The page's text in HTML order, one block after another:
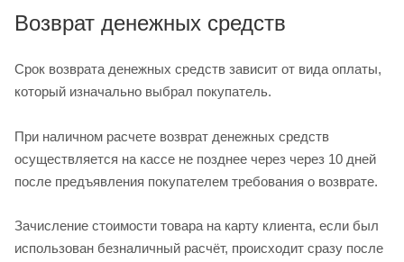
Возврат денежных средств
Срок возврата денежных средств зависит от вида оплаты,
который изначально выбрал покупатель.
При наличном расчете возврат денежных средств
осуществляется на кассе не позднее через через 10 дней
после предъявления покупателем требования о возврате.
Зачисление стоимости товара на карту клиента, если был
использован безналичный расчёт, происходит сразу после